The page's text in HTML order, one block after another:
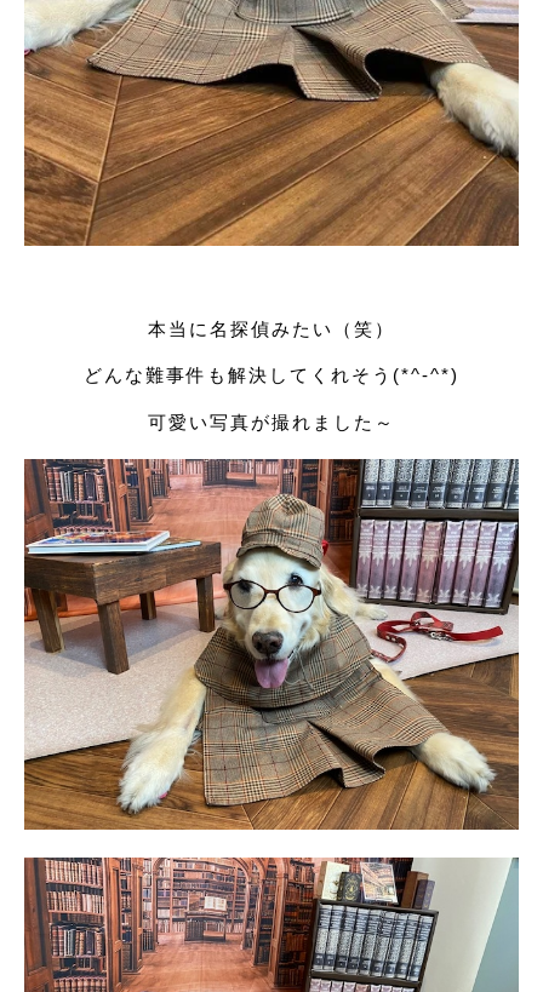
本当に名探偵みたい（笑）
どんな難事件も解決してくれそう(*^-^*)
可愛い写真が撮れました～